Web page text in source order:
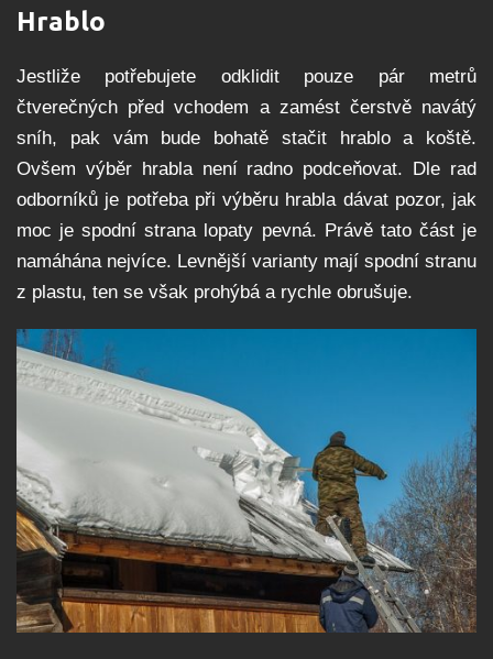
Hrablo
Jestliže potřebujete odklidit pouze pár metrů
čtverečných před vchodem a zamést čerstvě navátý
sníh, pak vám bude bohatě stačit hrablo a koště.
Ovšem výběr hrabla není radno podceňovat. Dle rad
odborníků je potřeba při výběru hrabla dávat pozor, jak
moc je spodní strana lopaty pevná. Právě tato část je
namáhána nejvíce. Levnější varianty mají spodní stranu
z plastu, ten se však prohýbá a rychle obrušuje.